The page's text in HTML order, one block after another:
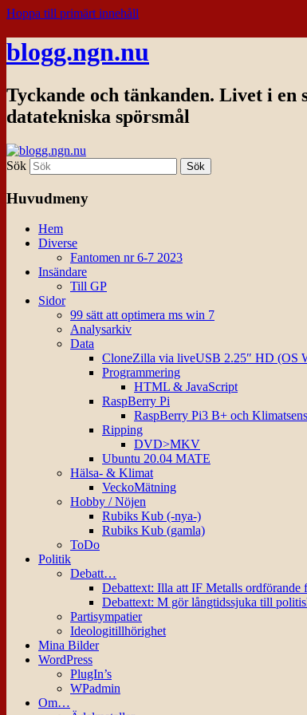
Hoppa till primärt innehåll
blogg.ngn.nu
Tyckande och tänkanden. Livet i
datatekniska spörsmål
Sök
Huvudmeny
Hem
Diverse
Fantomen nr 6-7 2023
Insändare
Till GP
Sidor
99 sätt att optimera ms win 7
Analysarkiv
Data
CloneZilla via liveUSB 2.25″ HD (OS
Programmering
HTML & JavaScript
RaspBerry Pi
RaspBerry Pi3 B+ och
Ripping
DVD>MKV
Ubuntu 20.04 MATE
Hälsa- & Klimat
VeckoMätning
Hobby / Nöjen
Rubiks Kub (-nya-)
Rubiks Kub (gamla)
ToDo
Politik
Debatt…
Debattext: Illa att IF Metalls ordförande
Debattext: M gör långtidssjuka till
Partisympatier
Ideologitillhörighet
Mina Bilder
WordPress
PlugIn’s
WPadmin
Om…